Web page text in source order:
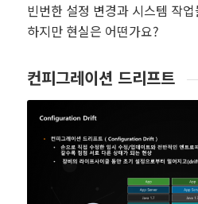
빈번한 설정 변경과 시스템 작
하지만 현실은 어떤가요?
컨피그레이션 드리프트